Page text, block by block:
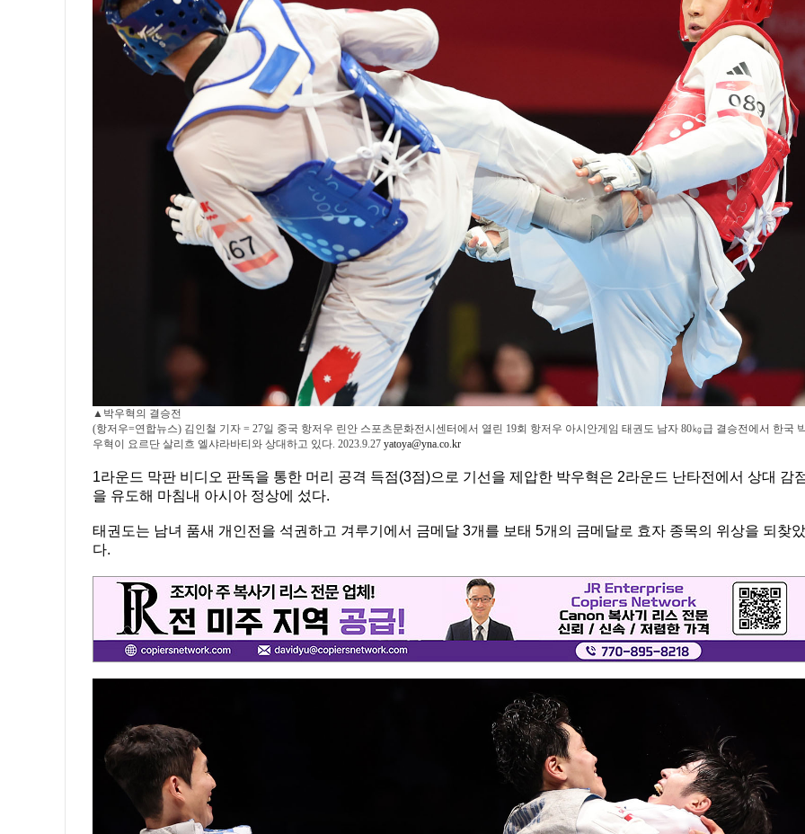
▲박우혁의 결승전
(항저우=연합뉴스) 김인철 기자 = 27일 중국 항저우 린안 스포츠문화전시센터에서 열린 19회 항저우 아시안게임 태권도 남자 80㎏급 결승전에서 한국
우혁이 요르단 살리흐 엘샤라바티와 상대하고 있다. 2023.9.27 yatoya@yna.co.kr
1라운드 막판 비디오 판독을 통한 머리 공격 득점(3점)으로 기선을 제압한 박우혁은 2라운드 난타전에서 상대 감
을 유도해 마침내 아시아 정상에 섰다.
태권도는 남녀 품새 개인전을 석권하고 겨루기에서 금메달 3개를 보태 5개의 금메달로 효자 종목의 위상을 되찾았
다.